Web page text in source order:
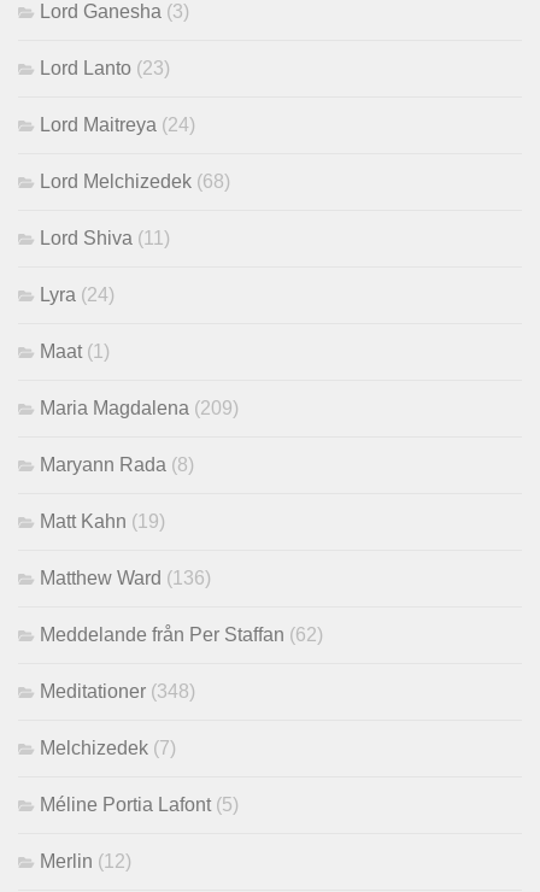
Lord Ganesha (3)
Lord Lanto (23)
Lord Maitreya (24)
Lord Melchizedek (68)
Lord Shiva (11)
Lyra (24)
Maat (1)
Maria Magdalena (209)
Maryann Rada (8)
Matt Kahn (19)
Matthew Ward (136)
Meddelande från Per Staffan (62)
Meditationer (348)
Melchizedek (7)
Méline Portia Lafont (5)
Merlin (12)